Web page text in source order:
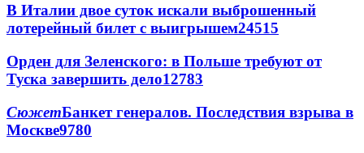
В Италии двое суток искали выброшенный
лотерейный билет с выигрышем24515
Орден для Зеленского: в Польше требуют от
Туска завершить дело12783
СюжетБанкет генералов. Последствия взрыва в
Москве9780